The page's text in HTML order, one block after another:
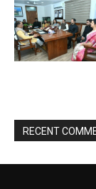
RECENT